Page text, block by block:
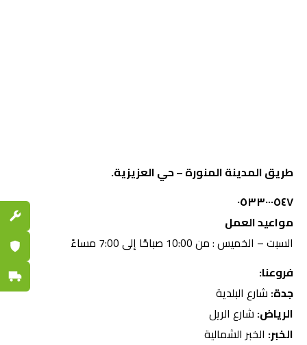
طريق المدينة المنورة – حي العزيزية.
٠٥٣٣٠٠٠٥٤٧
مواعيد العمل
السبت – الخميس : من 10:00 صباحًا إلى 7:00 مساءً
فروعنا:
جدة: شارع البلدية
الرياض: شارع الريل
الخبر: الخبر الشمالية
قطع
ضمان